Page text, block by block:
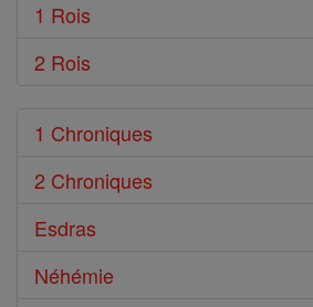
1 Rois
2 Rois
1 Chroniques
2 Chroniques
Esdras
Néhémie